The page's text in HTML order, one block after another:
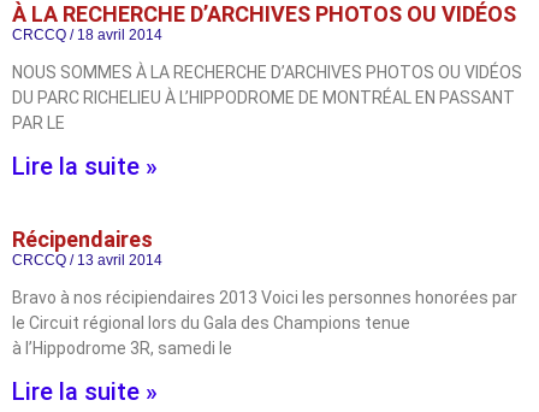
À LA RECHERCHE D’ARCHIVES PHOTOS OU VIDÉOS
CRCCQ 18 avril 2014
NOUS SOMMES À LA RECHERCHE D’ARCHIVES PHOTOS OU VIDÉOS
DU PARC RICHELIEU À L’HIPPODROME DE MONTRÉAL EN PASSANT
PAR LE
Lire la suite »
Récipendaires
CRCCQ 13 avril 2014
Bravo à nos récipiendaires 2013 Voici les personnes honorées par
le Circuit régional lors du Gala des Champions tenue
à l’Hippodrome 3R, samedi le
Lire la suite »